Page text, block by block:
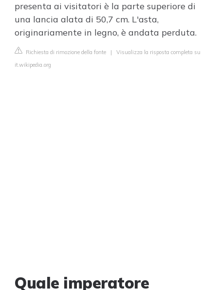
presenta ai visitatori è la parte superiore di
una lancia alata di 50,7 cm. L'asta,
originariamente in legno, è andata perduta.
Richiesta di rimozione della fonte | Visualizza la risposta completa su
it.wikipedia.org
Quale imperatore